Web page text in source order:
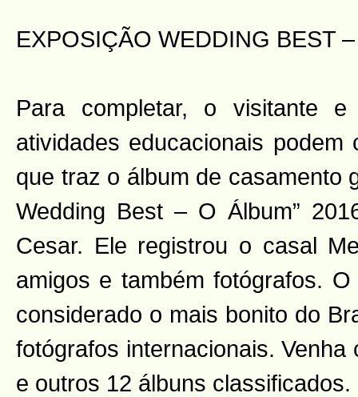
EXPOSIÇÃO WEDDING BEST
Para completar, o visitante
atividades educacionais podem
que traz o álbum de casamento
Wedding Best – O Álbum”
Cesar. Ele registrou o casal
amigos e também fotógrafos.
considerado o mais bonito do
fotógrafos internacionais.
e outros 12 álbuns classificados.